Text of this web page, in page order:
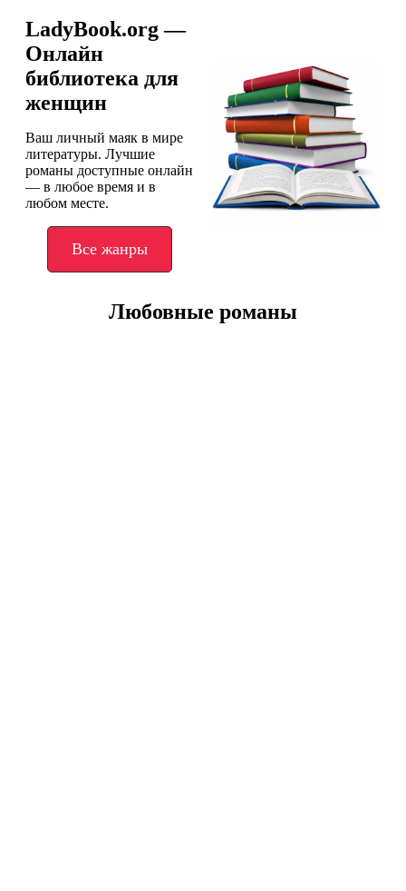
LadyBook.org —
Онлайн
библиотека для
женщин
Ваш личный маяк в мире
литературы. Лучшие
романы доступные онлайн
— в любое время и в
любом месте.
Все жанры
Любовные романы